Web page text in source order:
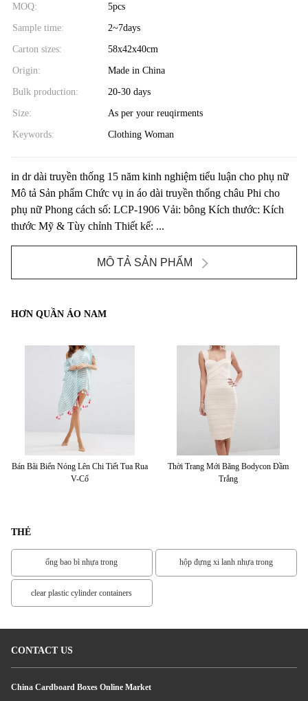
MOQ: 5pcs
Sample time: 2~7days
Carton sizes: 58x42x40cm
Origin: Made in China
Bulk production: 20-30 days
Size: As per your reuqirments
Keywords: Clothing Woman
in dr dài truyền thống 15 năm kinh nghiệm tiểu luận cho phụ nữ
Mô tả Sản phẩm Chức vụ in áo dài truyền thống châu Phi cho
phụ nữ Phong cách số: LCP-1906 Vải: bông Kích thước: Kích
thước Mỹ & Tùy chỉnh Thiết kế: ...
MÔ TẢ SẢN PHẨM
HƠN QUẦN ÁO NAM
Bán Bãi Biển Nóng Lên Chi Tiết Tua Rua
V-Cổ
Thời Trang Mới Băng Bodycon Đầm
Trắng
THẺ
ống bao bì nhựa trong hộp đựng xi lanh nhựa trong
clear plastic cylinder containers
CONTACT US
China Cardboard Boxes Online Market